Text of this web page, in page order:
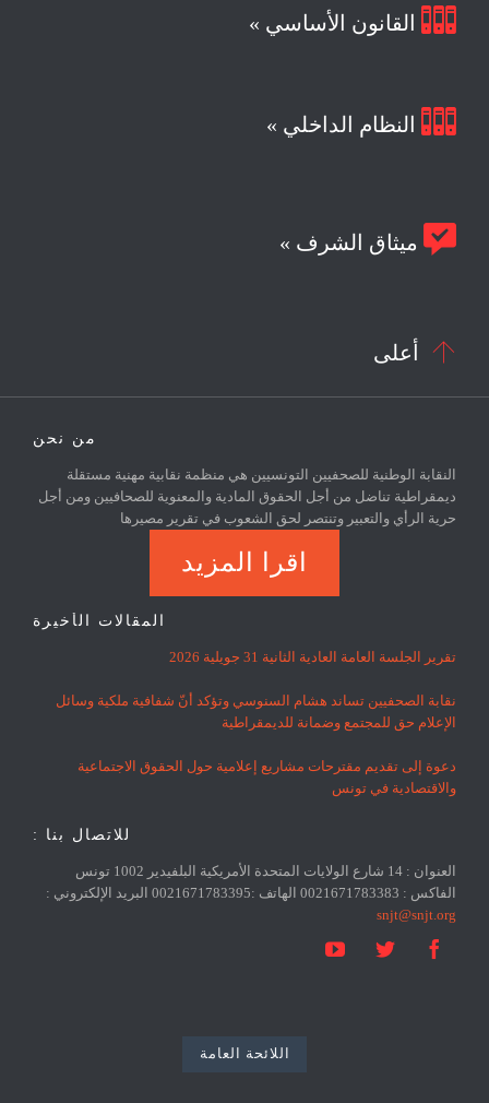
 القانون الأساسي »
 النظام الداخلي »
 ميثاق الشرف »
 أعلى
من نحن
النقابة الوطنية للصحفيين التونسيين هي منظمة نقابية مهنية مستقلة
ديمقراطية تناضل من أجل الحقوق المادية والمعنوية للصحافيين ومن أجل
حرية الرأي والتعبير وتنتصر لحق الشعوب في تقرير مصيرها
اقرا المزيد
المقالات الأخيرة
تقرير الجلسة العامة العادية الثانية 31 جويلية 2026
نقابة الصحفيين تساند هشام السنوسي وتؤكد أنّ شفافية ملكية وسائل
الإعلام حق للمجتمع وضمانة للديمقراطية
دعوة إلى تقديم مقترحات مشاريع إعلامية حول الحقوق الاجتماعية
والاقتصادية في تونس
للاتصال بنا :
العنوان : 14 شارع الولايات المتحدة الأمريكية البلفيدير 1002 تونس
الفاكس : 0021671783383 الهاتف :0021671783395 البريد الإلكتروني :
snjt@snjt.org



اللائحة العامة